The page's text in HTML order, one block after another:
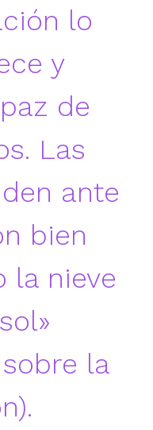
lo
y
de
Las
ante
bien
la nieve
la